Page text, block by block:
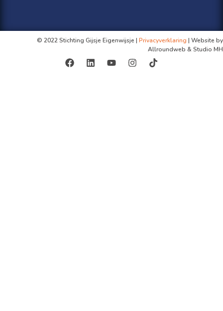
© 2022 Stichting Gijsje Eigenwijsje | Privacyverklaring | Website by
Allroundweb & Studio MH